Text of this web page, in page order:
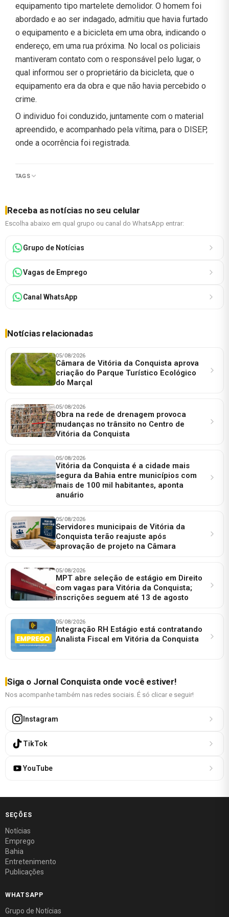
equipamento tipo martelete demolidor. O homem foi
abordado e ao ser indagado, admitiu que havia furtado
o equipamento e a bicicleta em uma obra, indicando o
endereço, em uma rua próxima. No local os policiais
mantiveram contato com o responsável pelo lugar, o
qual informou ser o proprietário da bicicleta, que o
equipamento era da obra e que não havia percebido o
crime.
O individuo foi conduzido, juntamente com o material
apreendido, e acompanhado pela vítima, para o DISEP,
onde a ocorrência foi registrada.
TAGS
Receba as notícias no seu celular
Escolha abaixo em qual grupo ou canal do WhatsApp entrar:
Grupo de Notícias
Vagas de Emprego
Canal WhatsApp
Notícias relacionadas
05/08/2026
Câmara de Vitória da Conquista aprova
criação do Parque Turístico Ecológico
do Marçal
05/08/2026
Obra na rede de drenagem provoca
mudanças no trânsito no Centro de
Vitória da Conquista
05/08/2026
Vitória da Conquista é a cidade mais
segura da Bahia entre municípios com
mais de 100 mil habitantes, aponta
anuário
05/08/2026
Servidores municipais de Vitória da
Conquista terão reajuste após
aprovação de projeto na Câmara
05/08/2026
MPT abre seleção de estágio em Direito
com vagas para Vitória da Conquista;
inscrições seguem até 13 de agosto
05/08/2026
Integração RH Estágio está contratando
Analista Fiscal em Vitória da Conquista
Siga o Jornal Conquista onde você estiver!
Nos acompanhe também nas redes sociais. É só clicar e seguir!
Instagram
TikTok
YouTube
SEÇÕES
Notícias
Emprego
Bahia
Entretenimento
Publicações
WHATSAPP
Grupo de Notícias